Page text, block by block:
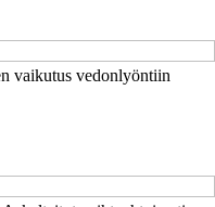
vaikutus vedonlyöntiin